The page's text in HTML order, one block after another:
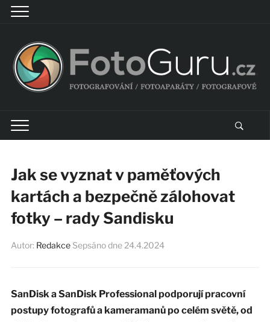
Jak se vyznat v paměťových
kartách a bezpečně zálohovat
fotky – rady Sandisku
Autor: Redakce Sepsáno dne 24.4.2024
SanDisk a SanDisk Professional podporují pracovní
postupy fotografů a kameramanů po celém světě, od